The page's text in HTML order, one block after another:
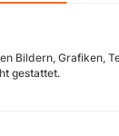
Bildern, Grafiken,
gestattet.